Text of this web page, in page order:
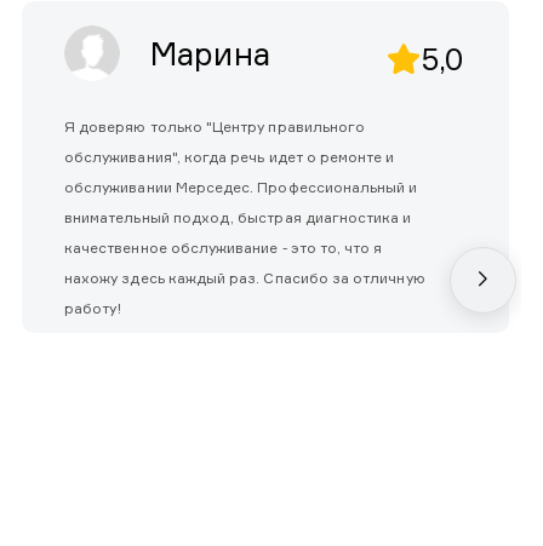
Марина 5,0
Я доверяю только "Центру правильного
обслуживания", когда речь идет о ремонте и
обслуживании Мерседес. Профессиональный и
внимательный подход, быстрая диагностика и
качественное обслуживание - это то, что я
нахожу здесь каждый раз. Спасибо за отличную
работу!